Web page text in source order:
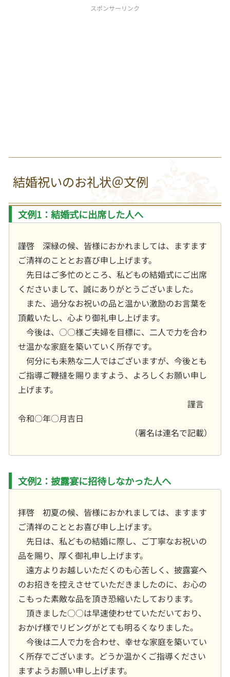
スポンサーリンク
結婚祝いのお礼状＠文例
文例1：結婚式に出席した人へ
謹啓 深緑の候、皆様におかれましては、ますます
ご清祥のこととお喜び申し上げます。
先日はご多忙のところ、私どもの結婚式にご出席
くださいまして、誠にありがとうございました。
また、過分なお祝いの品と温かい激励のお言葉を
頂戴いたし、心より御礼申し上げます。
今後は、○○様ご夫婦を目標に、二人で力を合わ
せ温かな家庭を築いていく所存です。
何分にも未熟な二人ではございますが、今後とも
ご指導ご鞭撻を賜りますよう、よろしくお願い申し
上げます。
謹言
令和○年○月吉日
（署名は連名で記載）
文例2：披露宴に招待しなかった人へ
拝啓 初夏の候、皆様におかれましては、ますます
ご清祥のこととお喜び申し上げます。
先日は、私どもの結婚に際し、ご丁寧なお祝いの
品を賜り、厚く御礼申し上げます。
遠方よりお越しいただくのも心苦しく、披露宴へ
のお招きを控えさせていただきましたのに、お心の
こもった素敵な品を頂き恐縮いたしております。
頂きました○○は早速使わせていただいており、
おかげ様でリビングがとても明るくなりました。
今後は二人で力を合わせ、幸せな家庭を築いてい
く所存でございます。どうか温かくご指導ください
ますようお願い申し上げます。